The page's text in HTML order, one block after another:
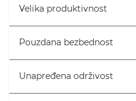
Galerija
Velika produktivnost
Pouzdana bezbednost
Unapređena održivost